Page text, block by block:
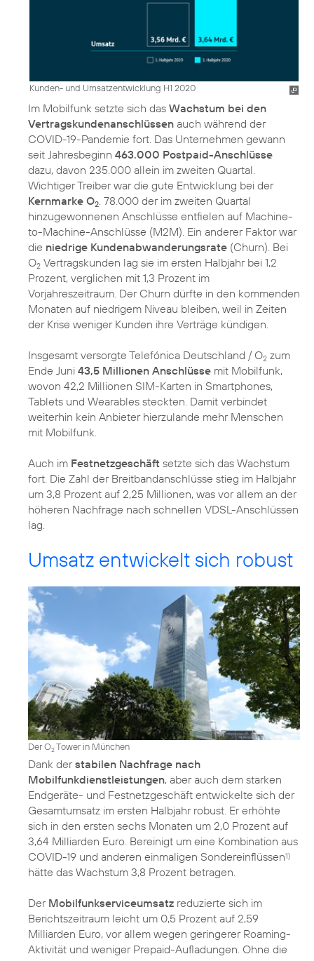
Kunden- und Umsatzentwicklung H1 2020
Im Mobilfunk setzte sich das Wachstum bei den
Vertragskundenanschlüssen auch während der
COVID-19-Pandemie fort. Das Unternehmen gewann
seit Jahresbeginn 463.000 Postpaid-Anschlüsse
dazu, davon 235.000 allein im zweiten Quartal.
Wichtiger Treiber war die gute Entwicklung bei der
Kernmarke O2. 78.000 der im zweiten Quartal
hinzugewonnenen Anschlüsse entfielen auf Machine-
to-Machine-Anschlüsse (M2M). Ein anderer Faktor war
die niedrige Kundenabwanderungsrate (Churn). Bei
O2 Vertragskunden lag sie im ersten Halbjahr bei 1,2
Prozent, verglichen mit 1,3 Prozent im
Vorjahreszeitraum. Der Churn dürfte in den kommenden
Monaten auf niedrigem Niveau bleiben, weil in Zeiten
der Krise weniger Kunden ihre Verträge kündigen.
Insgesamt versorgte Telefónica Deutschland / O2 zum
Ende Juni 43,5 Millionen Anschlüsse mit Mobilfunk,
wovon 42,2 Millionen SIM-Karten in Smartphones,
Tablets und Wearables steckten. Damit verbindet
weiterhin kein Anbieter hierzulande mehr Menschen
mit Mobilfunk.
Auch im Festnetzgeschäft setzte sich das Wachstum
fort. Die Zahl der Breitbandanschlüsse stieg im Halbjahr
um 3,8 Prozent auf 2,25 Millionen, was vor allem an der
höheren Nachfrage nach schnellen VDSL-Anschlüssen
lag.
Umsatz entwickelt sich robust
Der O2Tower in München
Dank derstabilen Nachfrage nach
Mobilfunkdienstleistungen, aber auch dem starken
Endgeräte- und Festnetzgeschäft entwickelte sich der
Gesamtumsatz im ersten Halbjahr robust. Er erhöhte
sich in den ersten sechs Monaten um 2,0 Prozent auf
3,64 Milliarden Euro. Bereinigt um eine Kombination aus
COVID-19 und anderen einmaligen Sondereinflüssen1)
hätte das Wachstum 3,8 Prozent betragen.
Der Mobilfunkserviceumsatz reduzierte sich im
Berichtszeitraum leicht um 0,5 Prozent auf 2,59
Milliarden Euro, vor allem wegen geringerer Roaming-
Aktivität und weniger Prepaid-Aufladungen. Ohne die